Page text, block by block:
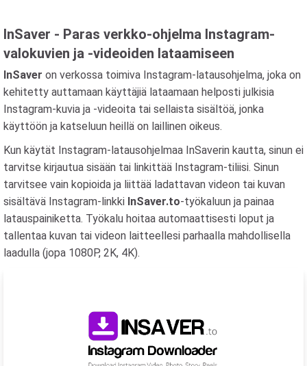
InSaver - Paras verkko-ohjelma Instagram-
valokuvien ja -videoiden lataamiseen
InSaver on verkossa toimiva Instagram-latausohjelma, joka on
kehitetty auttamaan käyttäjiä lataamaan helposti julkisia
Instagram-kuvia ja -videoita tai sellaista sisältöä, jonka
käyttöön ja katseluun heillä on laillinen oikeus.
Kun käytät Instagram-latausohjelmaa InSaverin kautta, sinun ei
tarvitse kirjautua sisään tai linkittää Instagram-tiliisi. Sinun
tarvitsee vain kopioida ja liittää ladattavan videon tai kuvan
sisältävä Instagram-linkki InSaver.to-työkaluun ja painaa
latauspainiketta. Työkalu hoitaa automaattisesti loput ja
tallentaa kuvan tai videon laitteellesi parhaalla mahdollisella
laadulla (jopa 1080P, 2K, 4K).